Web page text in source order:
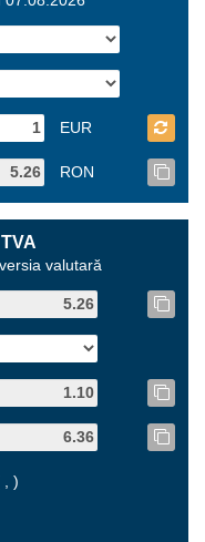
EUR
RON
valutară
, )